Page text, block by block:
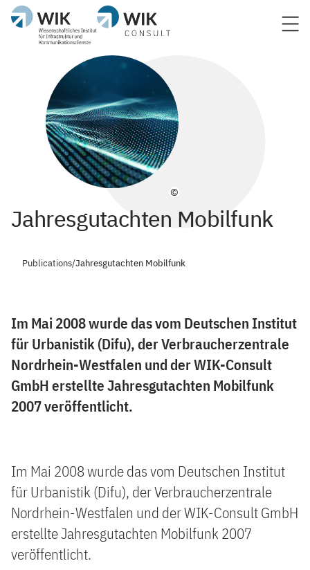
©
Jahresgutachten Mobilfunk
Publications/Jahresgutachten Mobilfunk
Im Mai 2008 wurde das vom Deutschen Institut
für Urbanistik (Difu), der Verbraucherzentrale
Nordrhein-Westfalen und der WIK-Consult
GmbH erstellte Jahresgutachten Mobilfunk
2007 veröffentlicht.
Im Mai 2008 wurde das vom Deutschen Institut
für Urbanistik (Difu), der Verbraucherzentrale
Nordrhein-Westfalen und der WIK-Consult GmbH
erstellte Jahresgutachten Mobilfunk 2007
veröffentlicht.